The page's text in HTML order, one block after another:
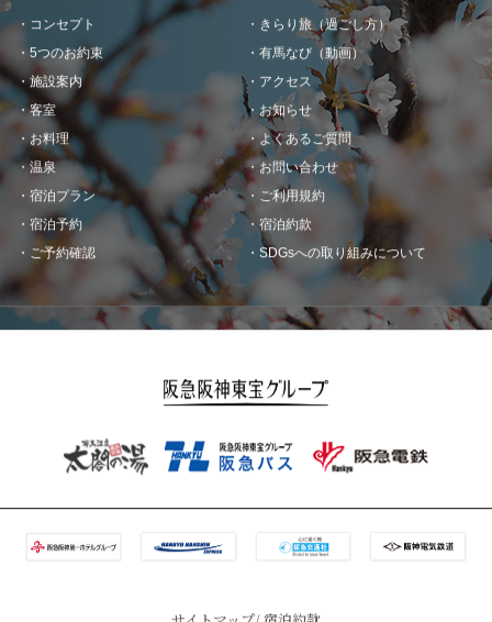
コンセプト
5つのお約束
施設案内
客室
お料理
温泉
きらり旅（過ごし方）
有馬なび（動画）
アクセス
お知らせ
宿泊プラン
宿泊予約
ご予約確認
よくあるご質問
お問い合わせ
ご利用規約
宿泊約款
SDGsへの取り組みについて
サイトマップ 宿泊約款